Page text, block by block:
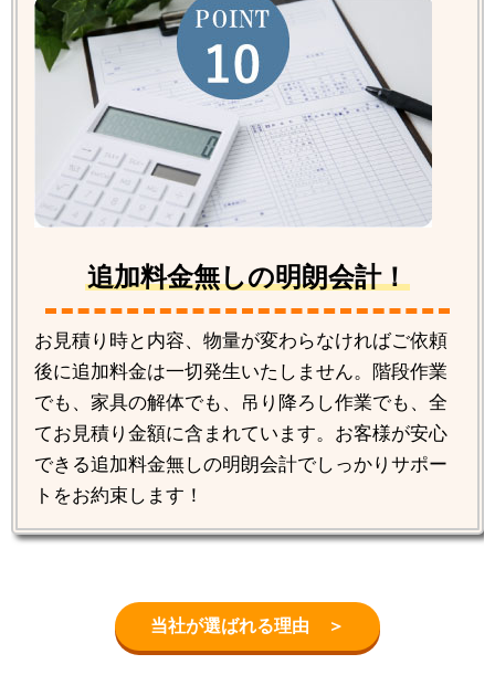
追加料金無しの明朗会計！
お見積り時と内容、物量が変わらなければご依頼
後に追加料金は一切発生いたしません。階段作業
でも、家具の解体でも、吊り降ろし作業でも、全
てお見積り金額に含まれています。お客様が安心
できる追加料金無しの明朗会計でしっかりサポー
トをお約束します！
当社が選ばれる理由 ＞